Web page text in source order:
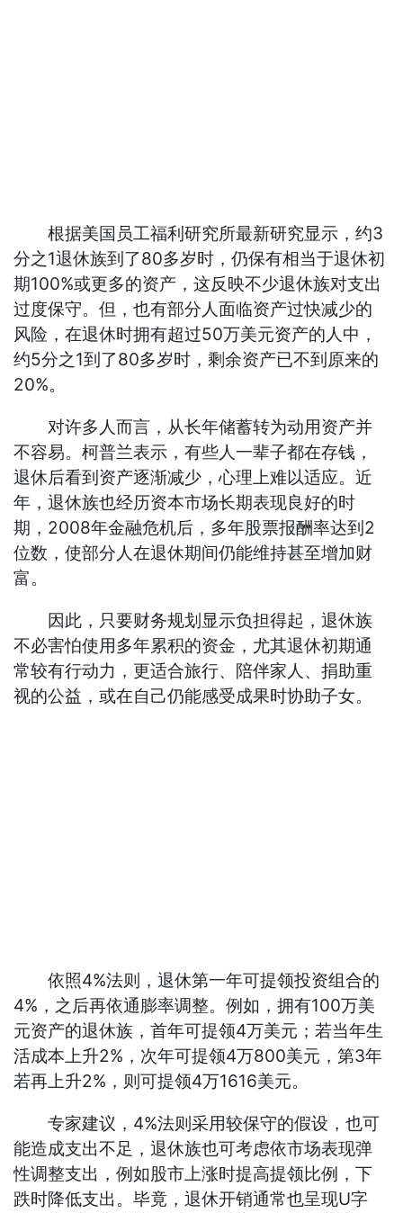
根据美国员工福利研究所最新研究显示，约3
分之1退休族到了80多岁时，仍保有相当于退休初
期100%或更多的资产，这反映不少退休族对支出
过度保守。但，也有部分人面临资产过快减少的
风险，在退休时拥有超过50万美元资产的人中，
约5分之1到了80多岁时，剩余资产已不到原来的
20%。
对许多人而言，从长年储蓄转为动用资产并
不容易。柯普兰表示，有些人一辈子都在存钱，
退休后看到资产逐渐减少，心理上难以适应。近
年，退休族也经历资本市场长期表现良好的时
期，2008年金融危机后，多年股票报酬率达到2
位数，使部分人在退休期间仍能维持甚至增加财
富。
因此，只要财务规划显示负担得起，退休族
不必害怕使用多年累积的资金，尤其退休初期通
常较有行动力，更适合旅行、陪伴家人、捐助重
视的公益，或在自己仍能感受成果时协助子女。
依照4%法则，退休第一年可提领投资组合的
4%，之后再依通膨率调整。例如，拥有100万美
元资产的退休族，首年可提领4万美元；若当年生
活成本上升2%，次年可提领4万800美元，第3年
若再上升2%，则可提领4万1616美元。
专家建议，4%法则采用较保守的假设，也可
能造成支出不足，退休族也可考虑依市场表现弹
性调整支出，例如股市上涨时提高提领比例，下
跌时降低支出。毕竟，退休开销通常也呈现U字